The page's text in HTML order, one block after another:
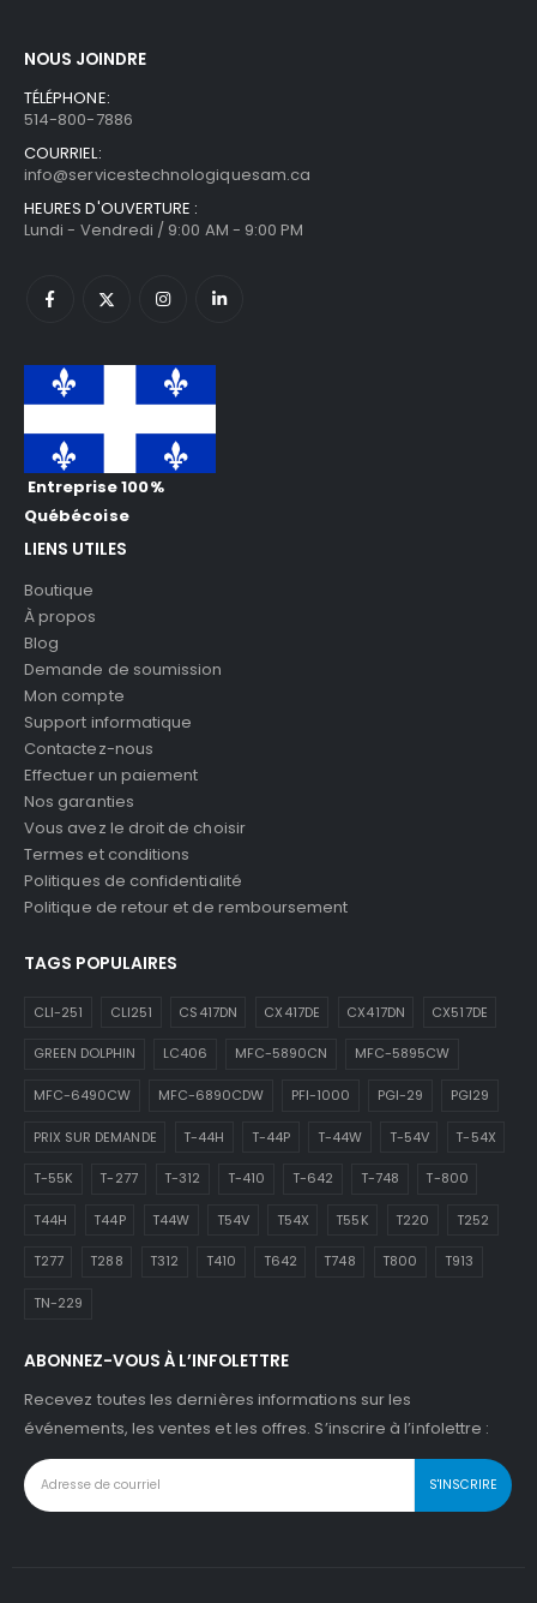
NOUS JOINDRE
TÉLÉPHONE:
514-800-7886
COURRIEL:
info@servicestechnologiquesam.ca
HEURES D'OUVERTURE :
Lundi - Vendredi / 9:00 AM - 9:00 PM
Entreprise 100%
Québécoise
LIENS UTILES
Boutique
À propos
Blog
Demande de soumission
Mon compte
Support informatique
Contactez-nous
Effectuer un paiement
Nos garanties
Vous avez le droit de choisir
Termes et conditions
Politiques de confidentialité
Politique de retour et de remboursement
TAGS POPULAIRES
CLI-251 CLI251 CS417DN CX417DE CX417DN CX517DE
GREEN DOLPHIN LC406 MFC-5890CN MFC-5895CW
MFC-6490CW MFC-6890CDW PFI-1000 PGI-29 PGI29
PRIX SUR DEMANDE T-44H T-44P T-44W T-54V T-54X
T-55K T-277 T-312 T-410 T-642 T-748 T-800
T44H T44P T44W T54V T54X T55K T220 T252
T277 T288 T312 T410 T642 T748 T800 T913
TN-229
ABONNEZ-VOUS À L’INFOLETTRE
Recevez toutes les dernières informations sur les
événements, les ventes et les offres. S’inscrire à l’infolettre :